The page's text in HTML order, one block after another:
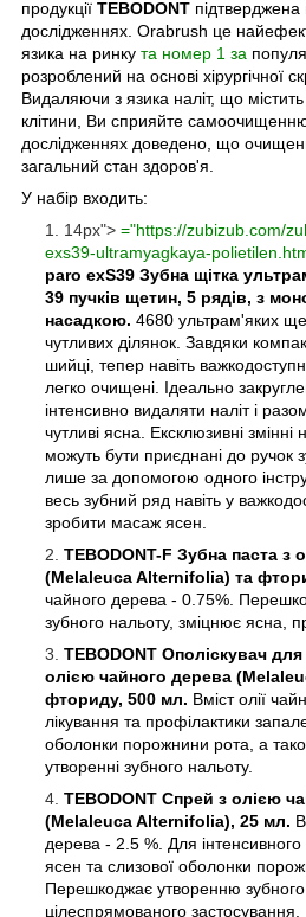
продукції TEBODONT підтверджена
дослідженнях. Orabrush це
язика на ринку та номер 1 за
розроблений на основі хірургічної
Видаляючи з язика наліт, що містить
клітини, Ви сприяйте
дослідженнях доведено, що
загальний стан здоров'я.
У набір входить:
14px"> ="https://zubizub.com/
exs39-ultramyagkaya-
paro exS39 Зубна щітка
39 пучків щетин, 5 рядів, з
насадкою. 4680 ультрам'яких
чутливих ділянок. Завдяки
шийці, тепер навіть
легко очищені. Ідеально
інтенсивно видаляти наліт і
чутливі ясна. Ексклюзивні змінні
можуть бути приєднані до ручок
лише за допомогою одного
весь зубний ряд навіть у
зробити масаж ясен.
TEBODONT-F Зубна паста з
(Melaleuca Alternifolia) та
чайного дерева - 0.75%.
зубного нальоту, зміцнює ясна,
TEBODONT Ополіскувач
олією чайного дерева
фториду, 500 мл. Вміст олії
лікування та профілактики
оболонки порожнини рота, а
утворенні зубного нальоту.
TEBODONT Спрей з олією
(Melaleuca Alternifolia), 25 мл.
дерева - 2.5 %. Для інтенсивного
ясен та слизової оболонки
Перешкоджає утворенню
цілеспрямованого застосування.